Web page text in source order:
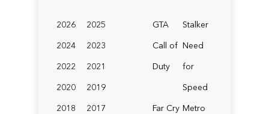
2026
2025
2024
2023
2022
2021
2020
2019
2018
2017
GTA
Stalker
Call of
Duty
Need
for
Speed
Far Cry Metro